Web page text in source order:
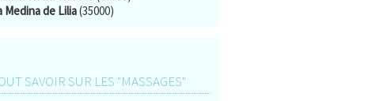
Medina de Lilia(35000)
SAVOIR SUR LES "MASSAGES"